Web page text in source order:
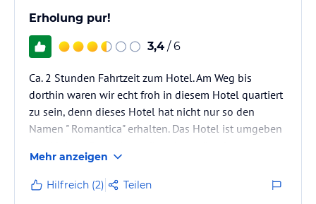
Erholung pur!
3,4 / 6
Ca. 2 Stunden Fahrtzeit zum Hotel. Am Weg bis
dorthin waren wir echt froh in diesem Hotel quartiert
zu sein, denn dieses Hotel hat nicht nur so den
Namen " Romantica" erhalten. Das Hotel ist umgeben
(Kinderbett ist durch eine Mauer getrennt). Alle 15
Minuten fährt eine kleine Shuttle-Bahn durch die
Anlage und bringt einen zum Hotel (Restaurant), Pool
Mehr anzeigen
Hilfreich (2) Teilen